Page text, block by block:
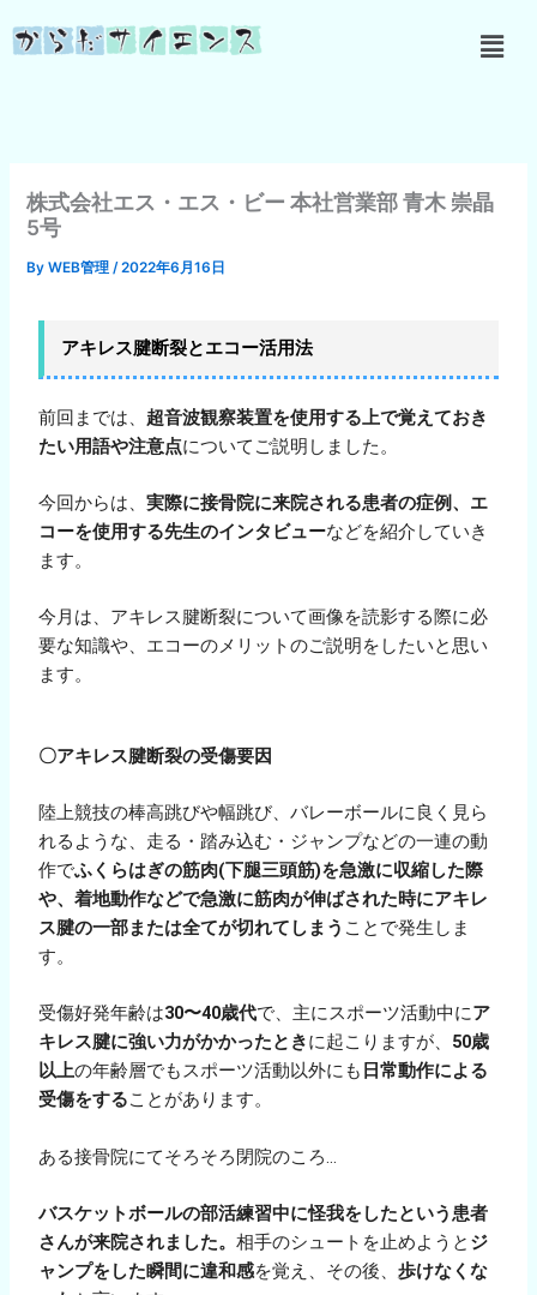
容
メ
ニ
株式会社エス・エス・ビー 本社営業部 青木 崇晶
5号
ByWEB管理 /2022年6月16日
アキレス腱断裂とエコー活用法
前回までは、 超音波観察装置を使用する上で覚えておき
たい用語や注意点についてご説明しました。
今回からは、実際に接骨院に来院される患者の症例、エ
コーを使用する先生のインタビューなどを紹介していき
ます。
今月は、アキレス腱断裂について画像を読影する際に必
要な知識や、エコーのメリットのご説明をしたいと思い
ます。
〇アキレス腱断裂の受傷要因
陸上競技の棒高跳びや幅跳び、バレーボールに良く見ら
れるような、走る・踏み込む・ジャンプなどの一連の動
作でふくらはぎの筋肉(下腿三頭筋)を急激に収縮した際
や、着地動作などで急激に筋肉が伸ばされた時にアキレ
ス腱の一部または全てが切れてしまう ことで発生しま
す。
受傷好発年齢は30〜40歳代で、主にスポーツ活動中にア
キレス腱に強い力がかかったときに起こりますが、 50歳
以上の年齢層でもスポーツ活動以外にも 日常動作による
受傷をすることがあります。
ある接骨院にてそろそろ閉院のころ…
バスケットボールの部活練習中に怪我をしたという患者
さんが来院されました。相手のシュートを止めようと ジ
ャンプをした瞬間に違和感を覚え、その後、歩けなくな